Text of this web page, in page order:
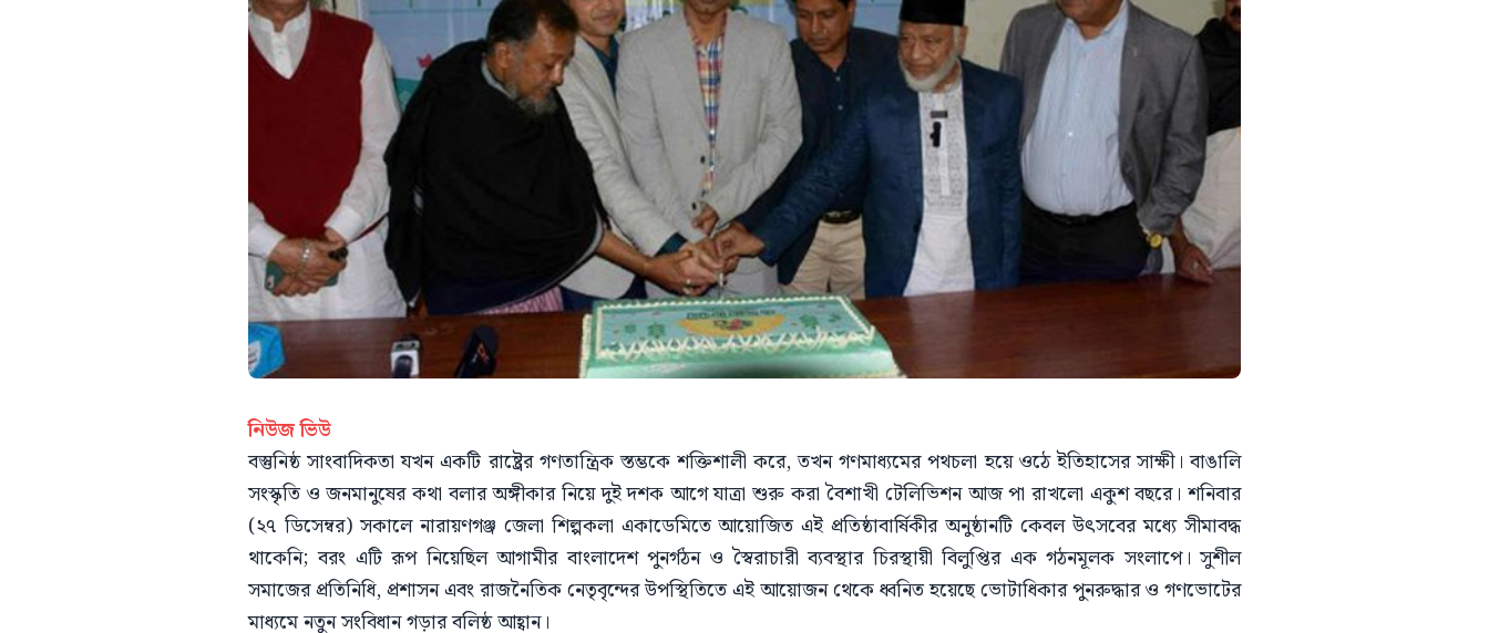
নিউজ ভিউ
বস্তুনিষ্ঠ সাংবাদিকতা যখন একটি রাষ্ট্রের গণতান্ত্রিক স্তম্ভকে শক্তিশালী করে, তখন গণমাধ্যমের পথচলা হয়ে ওঠে ইতিহাসের সাক্ষী। বাঙালি
সংস্কৃতি ও জনমানুষের কথা বলার অঙ্গীকার নিয়ে দুই দশক আগে যাত্রা শুরু করা বৈশাখী টেলিভিশন আজ পা রাখলো একুশ বছরে। শনিবার
(২৭ ডিসেম্বর) সকালে নারায়ণগঞ্জ জেলা শিল্পকলা একাডেমিতে আয়োজিত এই প্রতিষ্ঠাবার্ষিকীর অনুষ্ঠানটি কেবল উৎসবের মধ্যে সীমাবদ্ধ
থাকেনি; বরং এটি রূপ নিয়েছিল আগামীর বাংলাদেশ পুনর্গঠন ও স্বৈরাচারী ব্যবস্থার চিরস্থায়ী বিলুপ্তির এক গঠনমূলক সংলাপে। সুশীল
সমাজের প্রতিনিধি, প্রশাসন এবং রাজনৈতিক নেতৃবৃন্দের উপস্থিতিতে এই আয়োজন থেকে ধ্বনিত হয়েছে ভোটাধিকার পুনরুদ্ধার ও গণভোটের
মাধ্যমে নতুন সংবিধান গড়ার বলিষ্ঠ আহ্বান।